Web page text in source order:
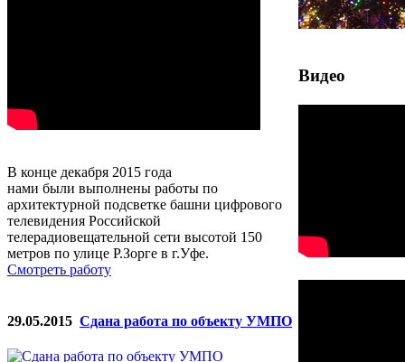
В конце декабря 2015 года
нами были выполнены работы по
архитектурной подсветке башни цифрового
телевидения Российской
телерадиовещательной сети высотой 150
метров по улице Р.Зорге в г.Уфе.
Смотреть работу
29.05.2015 Сдана работа по объекту УМПО
Видео